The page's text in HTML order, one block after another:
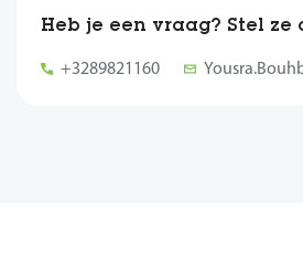
Heb je een vraag? Stel ze
+3289821160